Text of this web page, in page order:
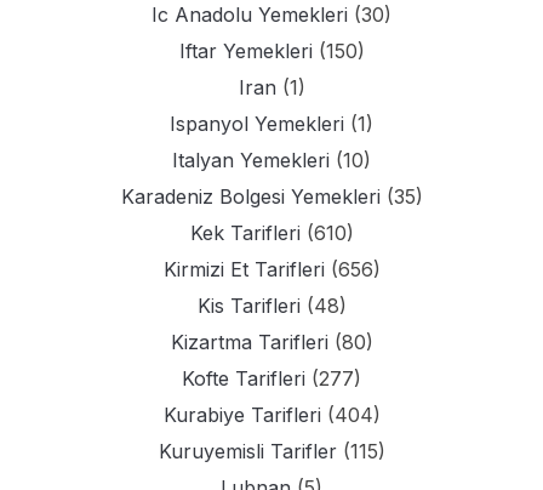
Ic Anadolu Yemekleri (30)
Iftar Yemekleri (150)
Iran (1)
Ispanyol Yemekleri (1)
Italyan Yemekleri (10)
Karadeniz Bolgesi Yemekleri (35)
Kek Tarifleri (610)
Kirmizi Et Tarifleri (656)
Kis Tarifleri (48)
Kizartma Tarifleri (80)
Kofte Tarifleri (277)
Kurabiye Tarifleri (404)
Kuruyemisli Tarifler(115)